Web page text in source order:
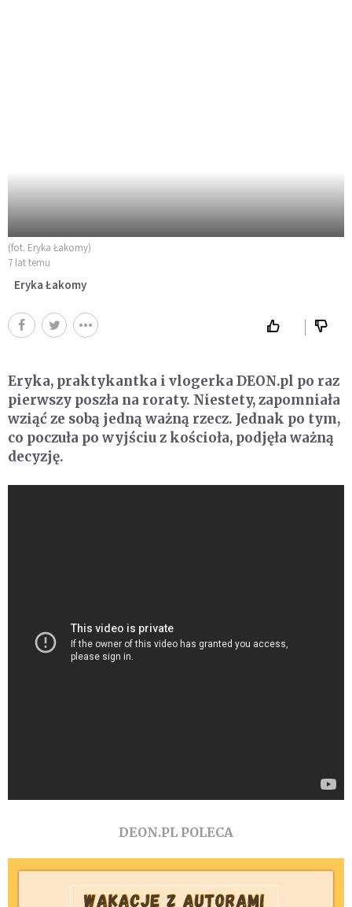
(fot. Eryka Łakomy)
7 lat temu
Eryka Łakomy
Eryka, praktykantka i vlogerka DEON.pl po raz
pierwszy poszła na roraty. Niestety, zapomniała
wziąć ze sobą jedną ważną rzecz. Jednak po tym,
co poczuła po wyjściu z kościoła, podjęła ważną
decyzję.
DEON.PL POLECA